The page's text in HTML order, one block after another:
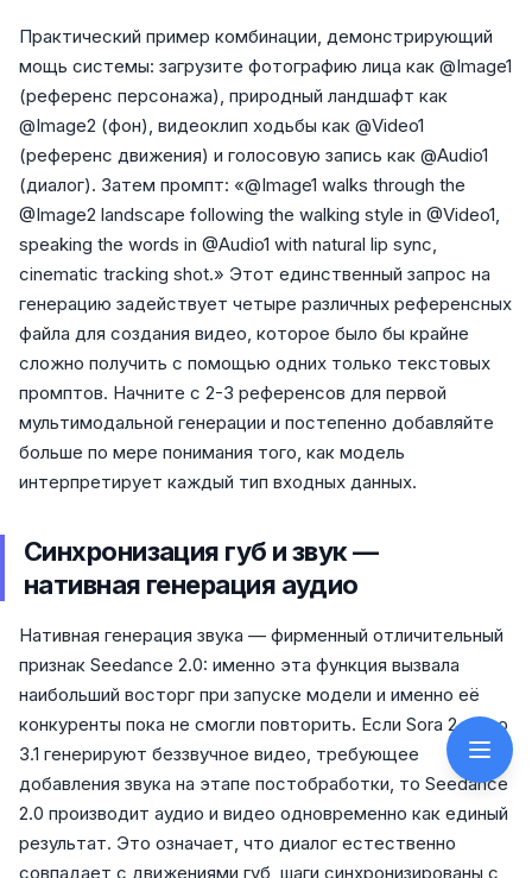
Практический пример комбинации, демонстрирующий
мощь системы: загрузите фотографию лица как @Image1
(референс персонажа), природный ландшафт как
@Image2 (фон), видеоклип ходьбы как @Video1
(референс движения) и голосовую запись как @Audio1
(диалог). Затем промпт: «@Image1 walks through the
@Image2 landscape following the walking style in @Video1,
speaking the words in @Audio1 with natural lip sync,
cinematic tracking shot.» Этот единственный запрос на
генерацию задействует четыре различных референсных
файла для создания видео, которое было бы крайне
сложно получить с помощью одних только текстовых
промптов. Начните с 2-3 референсов для первой
мультимодальной генерации и постепенно добавляйте
больше по мере понимания того, как модель
интерпретирует каждый тип входных данных.
Синхронизация губ и звук —
нативная генерация аудио
Нативная генерация звука — фирменный отличительный
признак Seedance 2.0: именно эта функция вызвала
наибольший восторг при запуске модели и именно её
конкуренты пока не смогли повторить. Если Sora 2 и Veo
3.1 генерируют беззвучное видео, требующее
добавления звука на этапе постобработки, то Seedance
2.0 производит аудио и видео одновременно как единый
результат. Это означает, что диалог естественно
совпадает с движениями губ, шаги синхронизированы с